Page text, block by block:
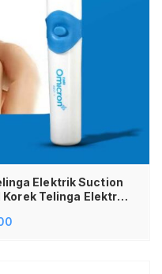
Elektrik Suction
Telinga Elektrik
Elektrik Hisap